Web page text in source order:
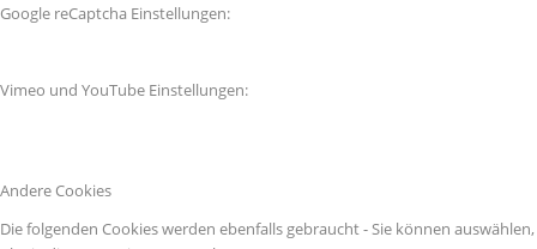
Google reCaptcha Einstellungen:
Vimeo und YouTube Einstellungen:
Andere Cookies
Die folgenden Cookies werden ebenfalls gebraucht - Sie können auswählen,